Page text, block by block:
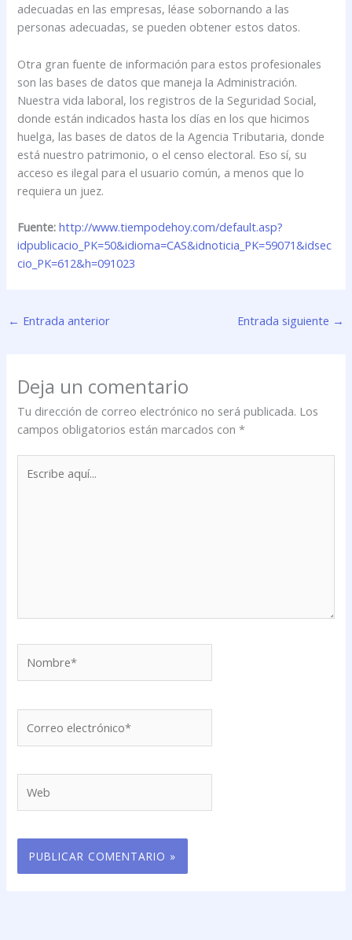
adecuadas en las empresas, léase sobornando a las
personas adecuadas, se pueden obtener estos datos.
Otra gran fuente de información para estos profesionales
son las bases de datos que maneja la Administración.
Nuestra vida laboral, los registros de la Seguridad Social,
donde están indicados hasta los días en los que hicimos
huelga, las bases de datos de la Agencia Tributaria, donde
está nuestro patrimonio, o el censo electoral. Eso sí, su
acceso es ilegal para el usuario común, a menos que lo
requiera un juez.
Fuente: http://www.tiempodehoy.com/default.asp?
idpublicacio_PK=50&idioma=CAS&idnoticia_PK=59071&idsec
cio_PK=612&h=091023
← Entrada anterior Entrada siguiente →
Deja un comentario
Tu dirección de correo electrónico no será publicada. Los
campos obligatorios están marcados con*
aquí...
electrónico*